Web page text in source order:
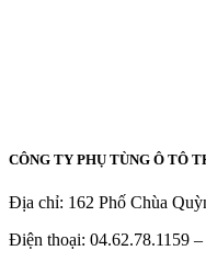
CÔNG TY PHỤ TÙNG Ô TÔ
Địa chỉ: 162 Phố Chùa
Điện thoại: 04.62.78.1159